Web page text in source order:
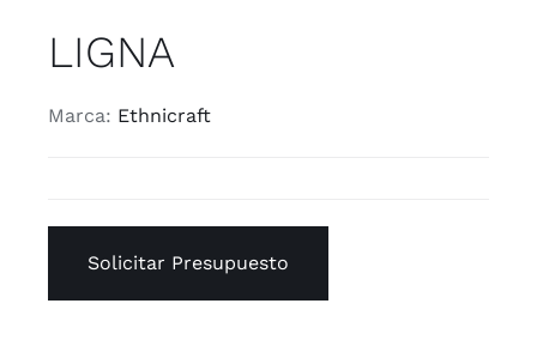
LIGNA
Marca: Ethnicraft
Solicitar Presupuesto